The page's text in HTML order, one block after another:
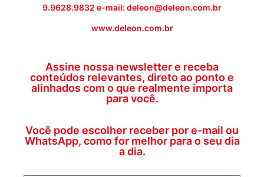
9.9628.9832 e-mail: deleon@deleon.com.br
www.deleon.com.br
Assine nossa newsletter e receba
conteúdos relevantes, direto ao ponto e
alinhados com o que realmente importa
para você.
Você pode escolher receber por e-mail ou
WhatsApp, como for melhor para o seu dia
a dia.